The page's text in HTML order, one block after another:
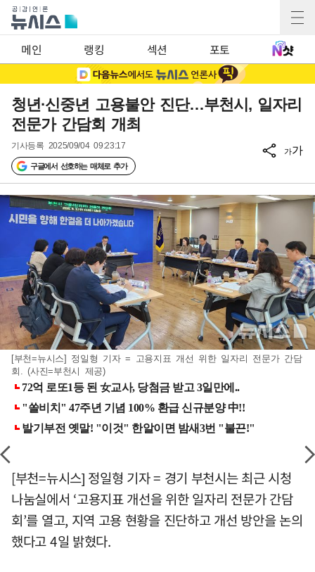
메인 랭킹 섹션 포토
청년·신중년 고용불안 진단…부천시, 일자리
전문가 간담회 개최
기사등록 2025/09/04 09:23:17
구글에서 선호하는 매체로 추가
가가
[부천=뉴시스] 정일형 기자 = 고용지표 개선 위한 일자리 전문가 간담
회. (사진=부천시 제공)
[부천=뉴시스] 정일형 기자 = 경기 부천시는 최근 시청
나눔실에서 ‘고용지표 개선을 위한 일자리 전문가 간담
회’를 열고, 지역 고용 현황을 진단하고 개선 방안을 논의
했다고 4일 밝혔다.